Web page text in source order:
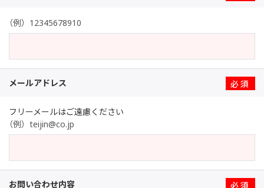
（例）12345678910
メールアドレス
フリーメールはご遠慮ください
（例）teijin@co.jp
お問い合わせ内容